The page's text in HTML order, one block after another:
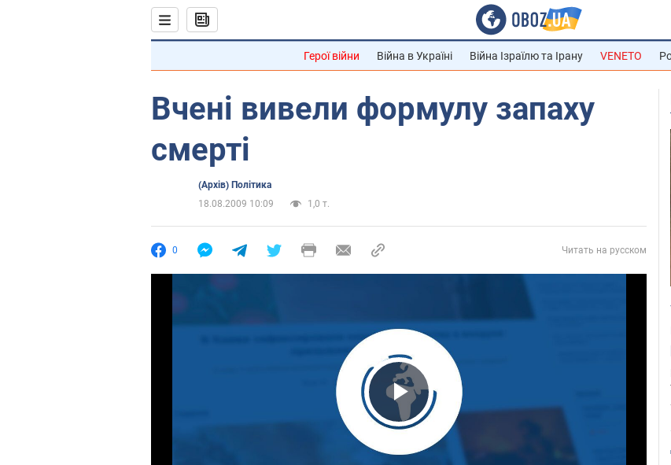
Герої війни Війна в Україні Війна Ізраїлю та Ірану VENETO
Вчені вивели формулу запаху
смерті
(Архів) Політика
18.08.2009 10:09
1,0 т.
0 Читать на русском
Play Video